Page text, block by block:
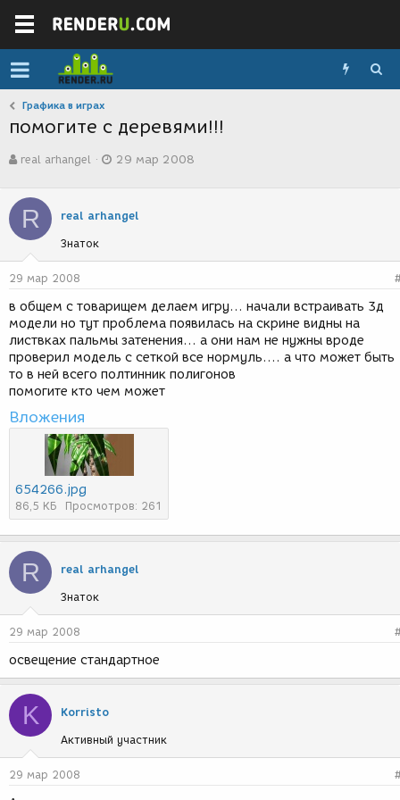
Графика в играх
помогите с деревями!!!
в
о
р
т
е
м
ы
real arhangel
а
с
д
и
я
29 мар 2008
R real arhangel
Знаток
29 мар 2008
в общем с товарищем делаем игру... начали встраивать 3д
модели но тут проблема появилась на скрине видны на
листвках пальмы затенения... а они нам не нужны вроде
проверил модель с сеткой все нормуль.... а что может быть
то в ней всего полтинник полигонов
помогите кто чем может
Вложения
654266.jpg
86,5 КБ Просмотров: 261
R real arhangel
Знаток
29 мар 2008
освещение стандартное
K Korristo
Активный участник
29 мар 2008